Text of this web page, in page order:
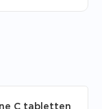
C tabletten